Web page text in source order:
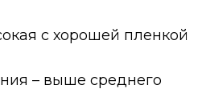
с хорошей пленкой
– выше среднего